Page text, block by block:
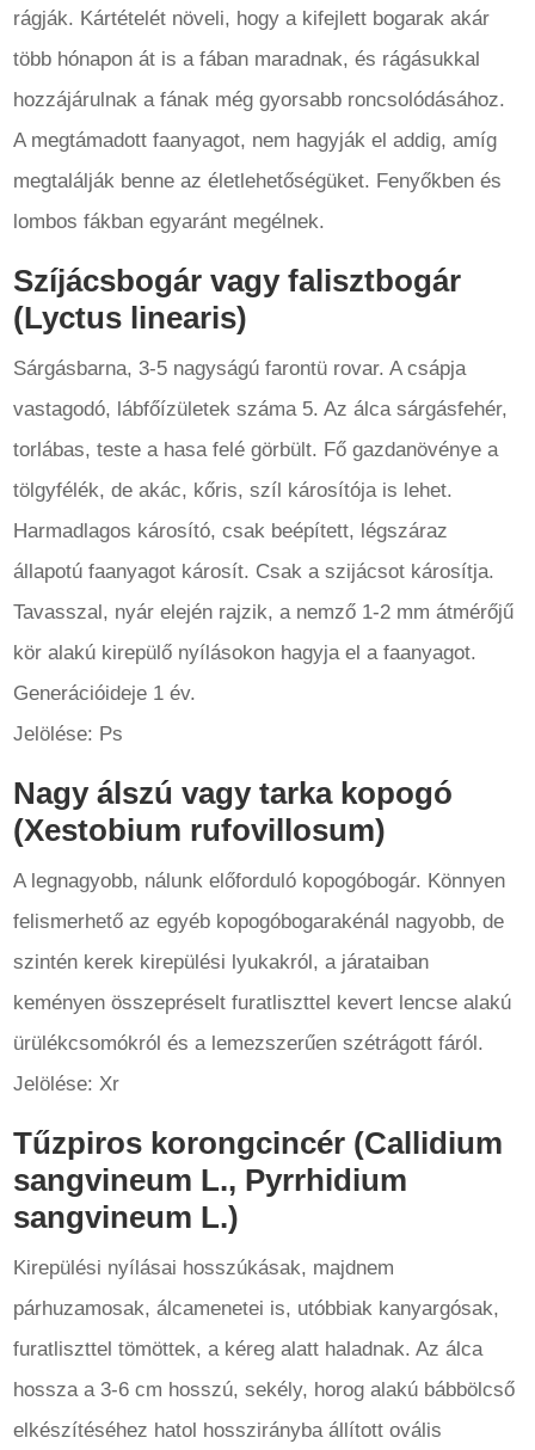
rágják. Kártételét növeli, hogy a kifejlett bogarak akár
több hónapon át is a fában maradnak, és rágásukkal
hozzájárulnak a fának még gyorsabb roncsolódásához.
A megtámadott faanyagot, nem hagyják el addig, amíg
megtalálják benne az életlehetőségüket. Fenyőkben és
lombos fákban egyaránt megélnek.
Szíjácsbogár vagy falisztbogár
(Lyctus linearis)
Sárgásbarna, 3-5 nagyságú farontü rovar. A csápja
vastagodó, lábfőízületek száma 5. Az álca sárgásfehér,
torlábas, teste a hasa felé görbült. Fő gazdanövénye a
tölgyfélék, de akác, kőris, szíl károsítója is lehet.
Harmadlagos károsító, csak beépített, légszáraz
állapotú faanyagot károsít. Csak a szijácsot károsítja.
Tavasszal, nyár elején rajzik, a nemző 1-2 mm átmérőjű
kör alakú kirepülő nyílásokon hagyja el a faanyagot.
Generációideje 1 év.
Jelölése: Ps
Nagy álszú vagy tarka kopogó
(Xestobium rufovillosum)
A legnagyobb, nálunk előforduló kopogóbogár. Könnyen
felismerhető az egyéb kopogóbogarakénál nagyobb, de
szintén kerek kirepülési lyukakról, a járataiban
keményen összepréselt furatliszttel kevert lencse alakú
ürülékcsomókról és a lemezszerűen szétrágott fáról.
Jelölése: Xr
Tűzpiros korongcincér (Callidium
sangvineum L., Pyrrhidium
sangvineum L.)
Kirepülési nyílásai hosszúkásak, majdnem
párhuzamosak, álcamenetei is, utóbbiak kanyargósak,
furatliszttel tömöttek, a kéreg alatt haladnak. Az álca
hossza a 3-6 cm hosszú, sekély, horog alakú bábbölcső
elkészítéséhez hatol hosszirányba állított ovális